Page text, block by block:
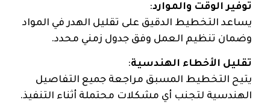
توفير الوقت والموارد:
يساعد التخطيط الدقيق على تقليل الهدر في المواد
وضمان تنظيم العمل وفق جدول زمني محدد.
تقليل الأخطاء الهندسية:
يتيح التخطيط المسبق مراجعة جميع التفاصيل
الهندسية لتجنب أي مشكلات محتملة أثناء التنفيذ.